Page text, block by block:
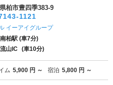
柏市豊四季383-9
1121
イーアイグループ
南柏駅 (車7分)
流山IC (車10分)
ム 5,900 円 ～ 宿泊 5,800 円 ～